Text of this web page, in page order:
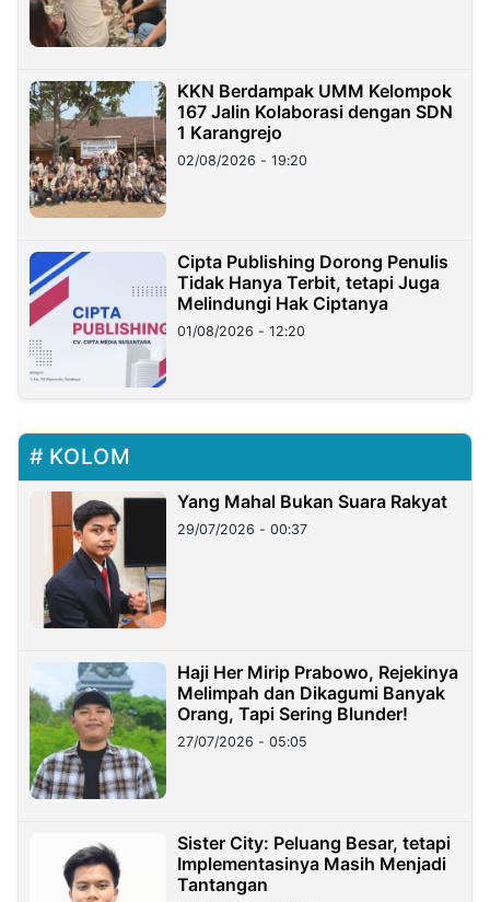
KKN Berdampak UMM Kelompok
167 Jalin Kolaborasi dengan SDN
1 Karangrejo
02/08/2026 - 19:20
Cipta Publishing Dorong Penulis
Tidak Hanya Terbit, tetapi Juga
Melindungi Hak Ciptanya
01/08/2026 - 12:20
KOLOM
Yang Mahal Bukan Suara Rakyat
29/07/2026 - 00:37
Haji Her Mirip Prabowo, Rejekinya
Melimpah dan Dikagumi Banyak
Orang, Tapi Sering Blunder!
27/07/2026 - 05:05
Sister City: Peluang Besar, tetapi
Implementasinya Masih Menjadi
Tantangan